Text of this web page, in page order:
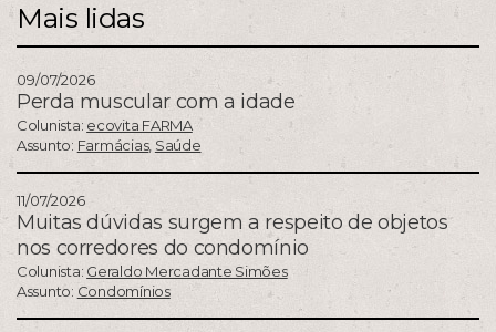
Mais lidas
09/07/2026
Perda muscular com a idade
Colunista: ecovita FARMA
Assunto: Farmácias, Saúde
11/07/2026
Muitas dúvidas surgem a respeito de objetos
nos corredores do condomínio
Colunista: Geraldo Mercadante Simões
Assunto: Condomínios